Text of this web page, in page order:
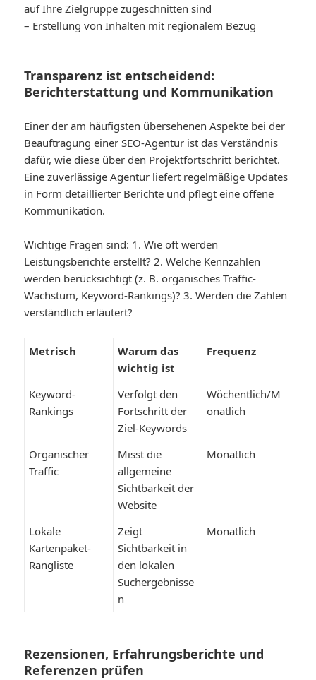
auf Ihre Zielgruppe zugeschnitten sind
– Erstellung von Inhalten mit regionalem Bezug
Transparenz ist entscheidend:
Berichterstattung und Kommunikation
Einer der am häufigsten übersehenen Aspekte bei der
Beauftragung einer SEO-Agentur ist das Verständnis
dafür, wie diese über den Projektfortschritt berichtet.
Eine zuverlässige Agentur liefert regelmäßige Updates
in Form detaillierter Berichte und pflegt eine offene
Kommunikation.
Wichtige Fragen sind: 1. Wie oft werden
Leistungsberichte erstellt? 2. Welche Kennzahlen
werden berücksichtigt (z. B. organisches Traffic-
Wachstum, Keyword-Rankings)? 3. Werden die Zahlen
verständlich erläutert?
Metrisch
Warum das
wichtig ist
Frequenz
Keyword-
Rankings
Verfolgt den
Fortschritt der
Ziel-Keywords
Wöchentlich/M
onatlich
Organischer
Traffic
Misst die
allgemeine
Sichtbarkeit der
Website
Monatlich
Lokale
Kartenpaket-
Rangliste
Zeigt
Sichtbarkeit in
den lokalen
Suchergebnisse
n
Monatlich
Rezensionen, Erfahrungsberichte und
Referenzen prüfen